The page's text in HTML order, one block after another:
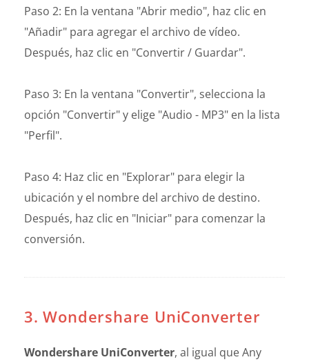
Paso 2: En la ventana "Abrir medio", haz clic en
"Añadir" para agregar el archivo de vídeo.
Después, haz clic en "Convertir / Guardar".
Paso 3: En la ventana "Convertir", selecciona la
opción "Convertir" y elige "Audio - MP3" en la lista
"Perfil".
Paso 4: Haz clic en "Explorar" para elegir la
ubicación y el nombre del archivo de destino.
Después, haz clic en "Iniciar" para comenzar la
conversión.
3. Wondershare UniConverter
Wondershare UniConverter, al igual que Any